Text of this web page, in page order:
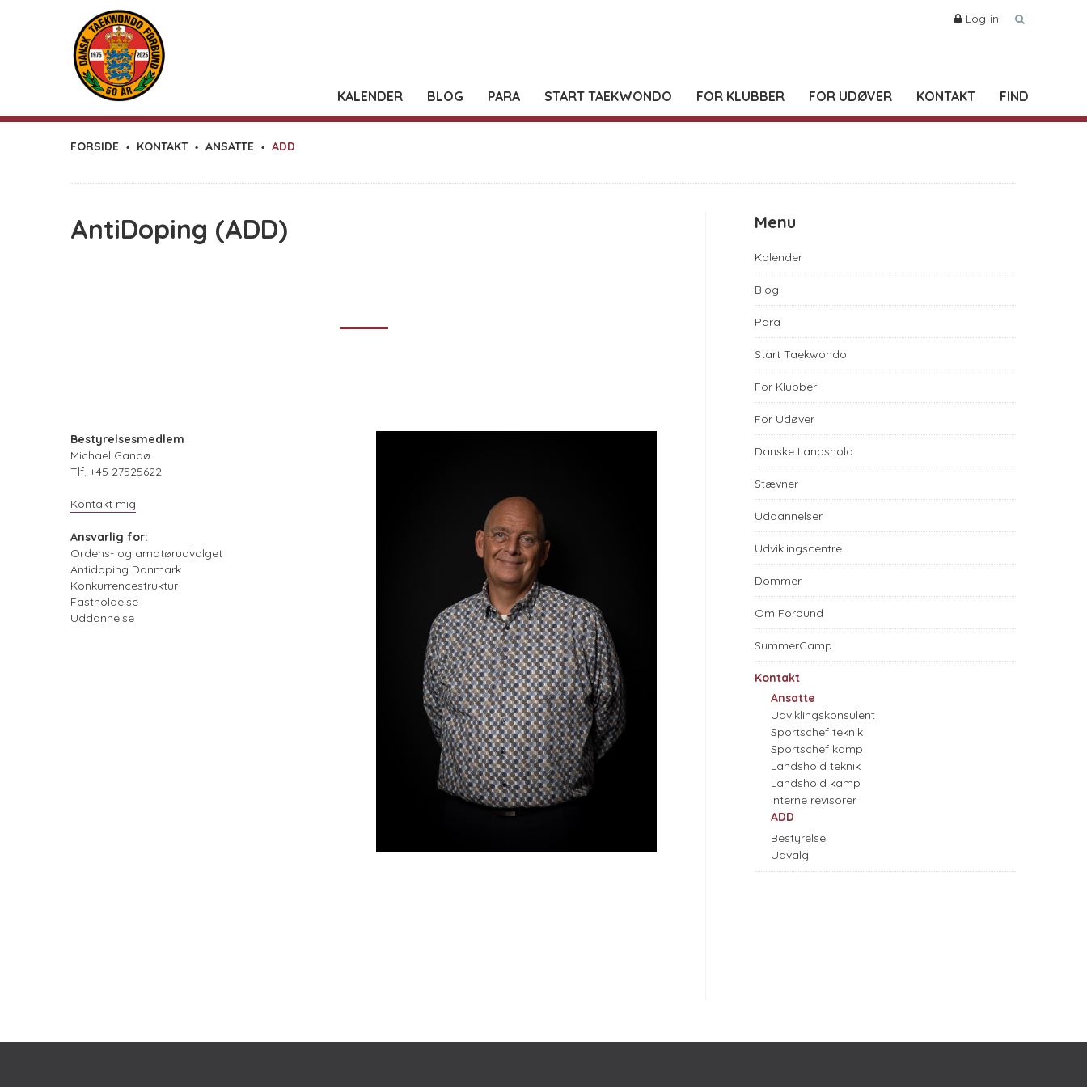
Log-in
KALENDER BLOG PARA START TAEKWONDO FOR KLUBBER FOR UDØVER KONTAKT FIND
FORSIDE KONTAKT ANSATTE ADD
AntiDoping (ADD)
Bestyrelsesmedlem
Michael Gandø
Tlf. +45 27525622
Kontakt mig
Ansvarlig for:
Ordens- og amatørudvalget
Antidoping Danmark
Konkurrencestruktur
Fastholdelse
Uddannelse
Menu
Kalender
Blog
Para
Start Taekwondo
For Klubber
For Udøver
Danske Landshold
Stævner
Uddannelser
Udviklingscentre
Dommer
Om Forbund
SummerCamp
Kontakt
Ansatte
Udviklingskonsulent
Sportschef teknik
Sportschef kamp
Landshold teknik
Landshold kamp
Interne revisorer
ADD
Bestyrelse
Udvalg